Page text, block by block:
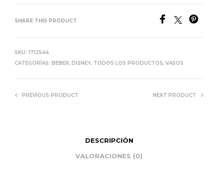
SHARE THIS PRODUCT
SKU: 1712544
CATEGORÍAS: BEBER, DISNEY, TODOS LOS PRODUCTOS, VASOS
PREVIOUS PRODUCT NEXT PRODUCT
DESCRIPCIÓN
VALORACIONES (0)